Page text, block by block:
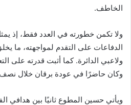
الخاطف.
ولا تكمن خطورته في العدد فقط، إذ
الدفاعات على التقدم لمواجهته، ما
ولاعبي الدائرة. كما أثبت قدرته على
وكان حاضرًا في عودة برقان خلال نصف